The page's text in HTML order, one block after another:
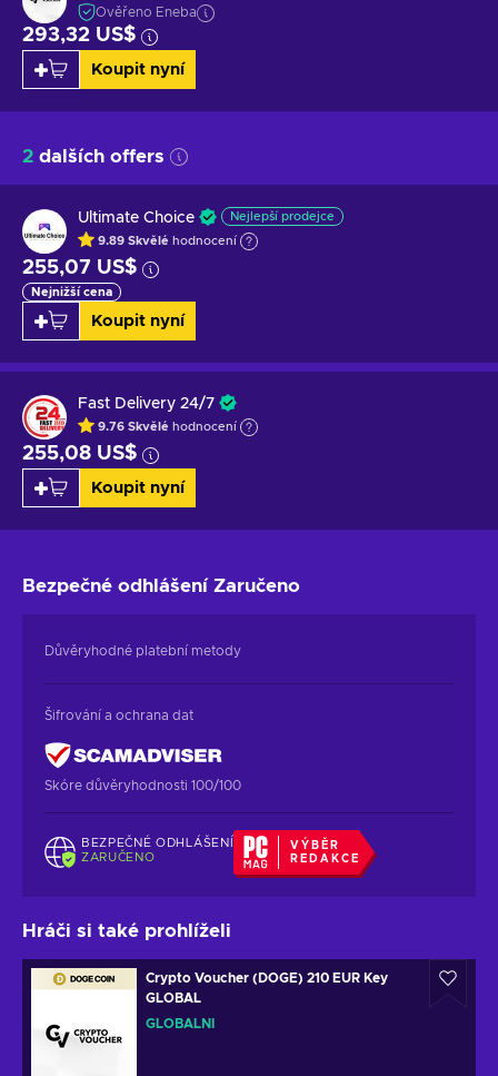
Ověřeno Eneba
293,32 US$
Koupit nyní
2 dalších offers
Ultimate Choice Nejlepší prodejce
9.89 Skvělé hodnocení
255,07 US$
Nejnižší cena
Koupit nyní
Fast Delivery 24/7
9.76 Skvělé hodnocení
255,08 US$
Koupit nyní
Bezpečné odhlášení Zaručeno
Důvěryhodné platební metody
Šifrování a ochrana dat
Skóre důvěryhodnosti 100/100
BEZPEČNÉ ODHLÁŠENÍ
ZARUČENO
VÝBĚR
REDAKCE
Hráči si také prohlíželi
Crypto Voucher (DOGE) 210 EUR Key
GLOBAL
GLOBÁLNÍ